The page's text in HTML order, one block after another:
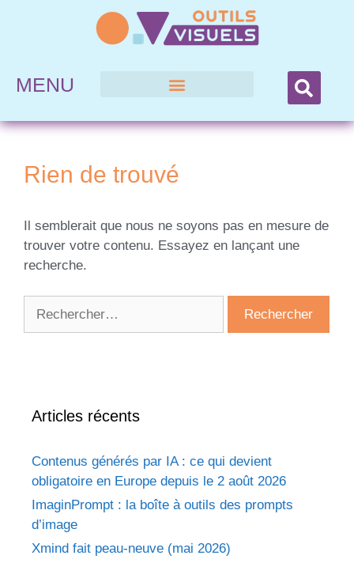
MENU
Rien de trouvé
Il semblerait que nous ne soyons pas en mesure de
trouver votre contenu. Essayez en lançant une
recherche.
Articles récents
Contenus générés par IA : ce qui devient
obligatoire en Europe depuis le 2 août 2026
ImaginPrompt : la boîte à outils des prompts
d’image
Xmind fait peau-neuve (mai 2026)